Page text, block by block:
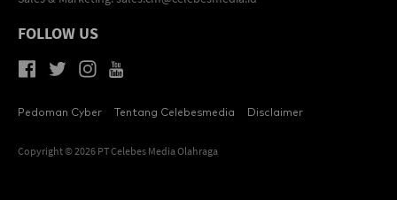
FOLLOW US
Pedoman Cyber Tentang Celebesmedia Disclaimer
Copyright © 2026 PT Celebes Media Olahraga